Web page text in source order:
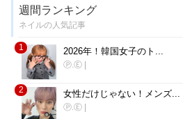
週間ランキング
ネイルの人気記事
1 2026年！韓国女子のト...
Ⓟ.Ⓔ
2 女性だけじゃない！メンズ...
Ⓟ.Ⓔ